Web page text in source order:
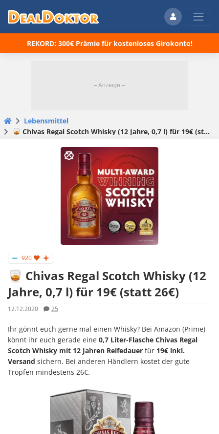
REKORD: 300€ Prämie für kostenloses Girokonto!
Lebensmittel
🥃 Chivas Regal Scotch Whisky (12 Jahre, 0,7 l) für 19€ (statt 26€)
920
🥃 Chivas Regal Scotch Whisky (12
Jahre, 0,7 l) für 19€ (statt 26€)
12.12.2020 25
Ihr gönnt euch gerne mal einen Whisky? Bei Amazon (Prime)
könnt ihr euch gerade eine 0,7 Liter-Flasche Chivas Regal
Scotch Whisky mit 12 Jahren Reifedauer für 19€ inkl.
Versand sichern. Bei anderen Händlern kostet der gute
Tropfen mindestens 26€.